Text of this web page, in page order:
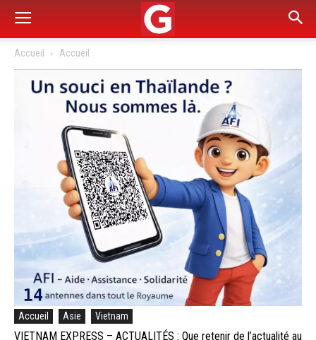
Accueil Accueil
Accueil Asie Vietnam
VIETNAM EXPRESS – ACTUALITÉS : Que retenir de l’actualité au